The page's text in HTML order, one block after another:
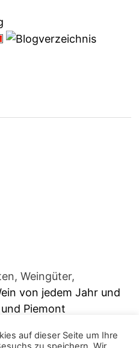
Weingüter,
von jedem Jahr und
Piemont
auf dieser Seite um Ihre